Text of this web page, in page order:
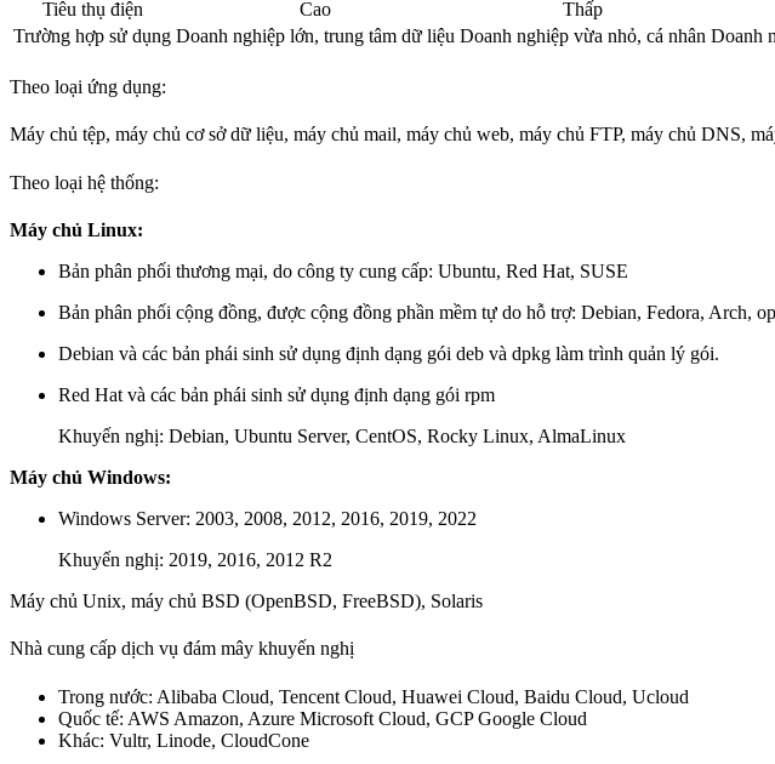
Tiêu thụ điện
Cao Thấp
Trường hợp sử dụng Doanh nghiệp lớn, trung tâm dữ liệu Doanh nghiệp vừa nhỏ, cá nhân Doanh
Theo loại ứng dụng:
Máy chủ tệp, máy chủ cơ sở dữ liệu, máy chủ mail, máy chủ web, máy chủ FTP, máy chủ DNS,
Theo loại hệ thống:
Máy chủ Linux:
Bản phân phối thương mại, do công ty cung cấp: Ubuntu, Red Hat, SUSE
Bản phân phối cộng đồng, được cộng đồng phần mềm tự do hỗ trợ: Debian, Fedora, Arch,
Debian và các bản phái sinh sử dụng định dạng gói deb và dpkg làm trình quản lý gói.
Red Hat và các bản phái sinh sử dụng định dạng gói rpm
Khuyến nghị: Debian, Ubuntu Server, CentOS, Rocky Linux, AlmaLinux
Máy chủ Windows:
Windows Server: 2003, 2008, 2012, 2016, 2019, 2022
Khuyến nghị: 2019, 2016, 2012 R2
Máy chủ Unix, máy chủ BSD (OpenBSD, FreeBSD), Solaris
Nhà cung cấp dịch vụ đám mây khuyến nghị
Trong nước: Alibaba Cloud, Tencent Cloud, Huawei Cloud, Baidu Cloud, Ucloud
Quốc tế: AWS Amazon, Azure Microsoft Cloud, GCP Google Cloud
Khác: Vultr, Linode, CloudCone